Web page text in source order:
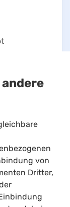
not
group of
authored
of their
von
Dritter,